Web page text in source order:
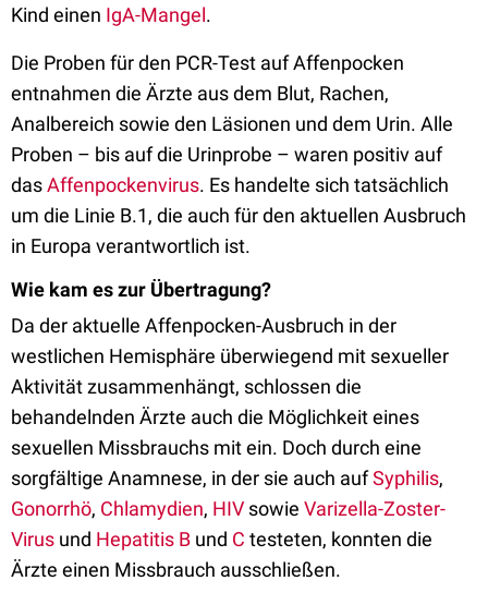
Kind einen IgA-Mangel.
Die Proben für den PCR-Test auf Affenpocken
entnahmen die Ärzte aus dem Blut, Rachen,
Analbereich sowie den Läsionen und dem Urin. Alle
Proben – bis auf die Urinprobe – waren positiv auf
dasAffenpockenvirus. Es handelte sich tatsächlich
um die Linie B.1, die auch für den aktuellen Ausbruch
in Europa verantwortlich ist.
Wie kam es zur Übertragung?
Da der aktuelle Affenpocken-Ausbruch in der
westlichen Hemisphäre überwiegend mit sexueller
Aktivität zusammenhängt, schlossen die
behandelnden Ärzte auch die Möglichkeit eines
sexuellen Missbrauchs mit ein. Doch durch eine
sorgfältige Anamnese, in der sie auch aufSyphilis,
Gonorrhö, Chlamydien, HIV sowie Varizella-Zoster-
Virus und Hepatitis B und C testeten, konnten die
Ärzte einen Missbrauch ausschließen.